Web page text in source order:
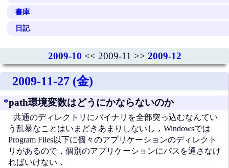
書庫
日記
2009-10 << 2009-11 >> 2009-12
2009-11-27 (金)
*path環境変数はどうにかならないのか
共通のディレクトリにバイナリを全部突っ込むなんてい
う乱暴なことはいまどきあまりしないし，Windowsでは
Program Files以下に個々のアプリケーションのディレクト
リがあるので，個別のアプリケーションにパスを通さなけ
ればいけない．